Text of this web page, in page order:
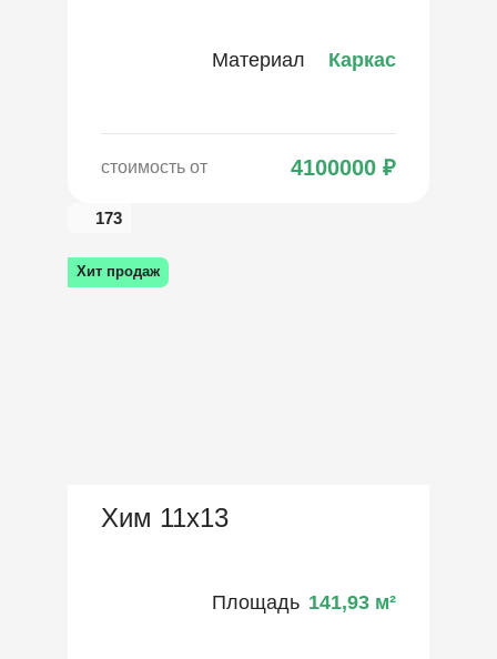
Материал Каркас
стоимость от 4100000 ₽
173
Хим 11х13
Площадь 141,93 м²
Хит продаж